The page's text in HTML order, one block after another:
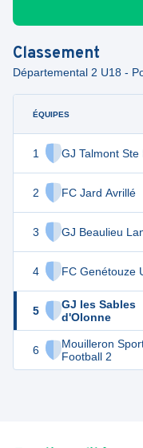
Classement
Départemental 2 U18 -
ÉQUIPES
1 GJ Talmont Ste
2 FC Jard Avrillé
3 GJ Beaulieu
4 FC Genétouze
5
GJ les Sables
d'Olonne
6
Mouilleron
Football 2